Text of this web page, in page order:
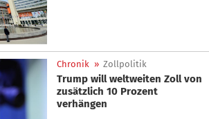
Chronik » Zollpolitik
Trump will weltweiten Zoll von
zusätzlich 10 Prozent
verhängen